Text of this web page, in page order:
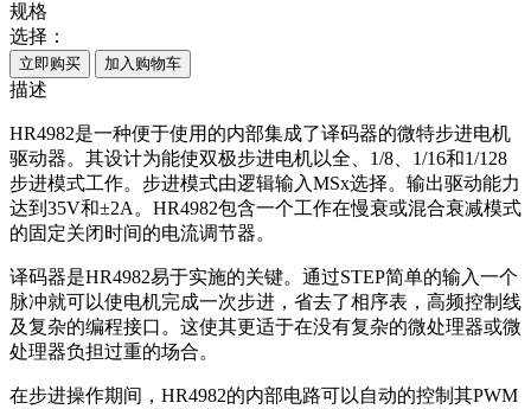
规格
选择：
立即购买 加入购物车
描述
HR4982是一种便于使用的内部集成了译码器的微特步进电机
驱动器。其设计为能使双极步进电机以全、1/8、1/16和1/128
步进模式工作。步进模式由逻辑输入MSx选择。输出驱动能力
达到35V和±2A。HR4982包含一个工作在慢衰或混合衰减模式
的固定关闭时间的电流调节器。
译码器是HR4982易于实施的关键。通过STEP简单的输入一个
脉冲就可以使电机完成一次步进，省去了相序表，高频控制线
及复杂的编程接口。这使其更适于在没有复杂的微处理器或微
处理器负担过重的场合。
在步进操作期间，HR4982的内部电路可以自动的控制其PWM